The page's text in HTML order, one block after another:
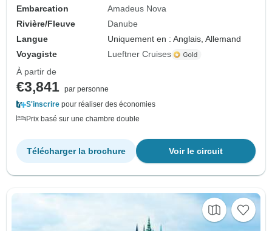
Embarcation
Amadeus Nova
Rivière/Fleuve
Danube
Langue
Uniquement en : Anglais, Allemand
Voyagiste
Lueftner Cruises
À partir de
€3,841 par personne
S'inscrire pour réaliser des économies
Prix basé sur une chambre double
Voir le circuit
Télécharger la brochure